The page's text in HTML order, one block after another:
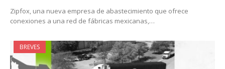
Zipfox, una nueva empresa de abastecimiento que ofrece
conexiones a una red de fábricas mexicanas,…
BREVES